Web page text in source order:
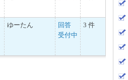
ゆーたん
回答
受付中
3 件